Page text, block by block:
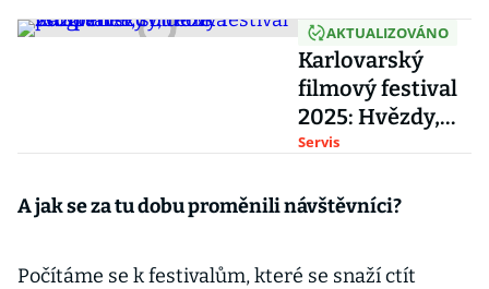
AKTUALIZOVÁNO
Karlovarský
filmový festival
2025: Hvězdy,
ceník
soutěže a
Servis
A jak se za tu dobu proměnili návštěvníci?
Počítáme se k festivalům, které se snaží ctít